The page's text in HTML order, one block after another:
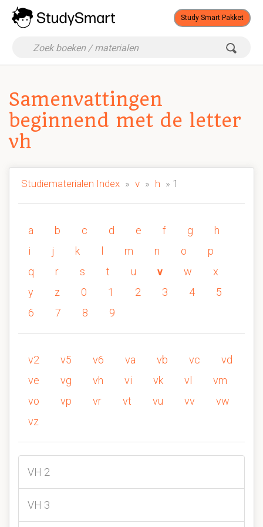
Study Smart Pakket
Samenvattingen
beginnend met de letter
vh
Studiematerialen Index » v » h » 1
a b c d e f g
h
i
j k m n o
p
q
r s t u v w
x
y
z 0 1 2 3 4
5
6
7 8 9
v2 v5 v6 va vb vc
vd
ve
vg vh vi vk vl
vm
vo
vp vr vt vu vv
vw
vz
VH 2
VH 3